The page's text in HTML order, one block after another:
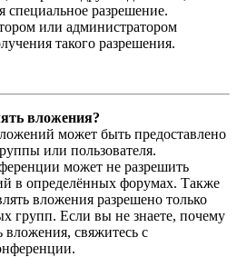
специальное разрешение.
или администратором
такого разрешения.
вложения?
может быть предоставлено
или пользователя.
может не разрешить
в определённых форумах. Также
вложения разрешено только
групп. Если вы не знаете, почему
вложения, свяжитесь с